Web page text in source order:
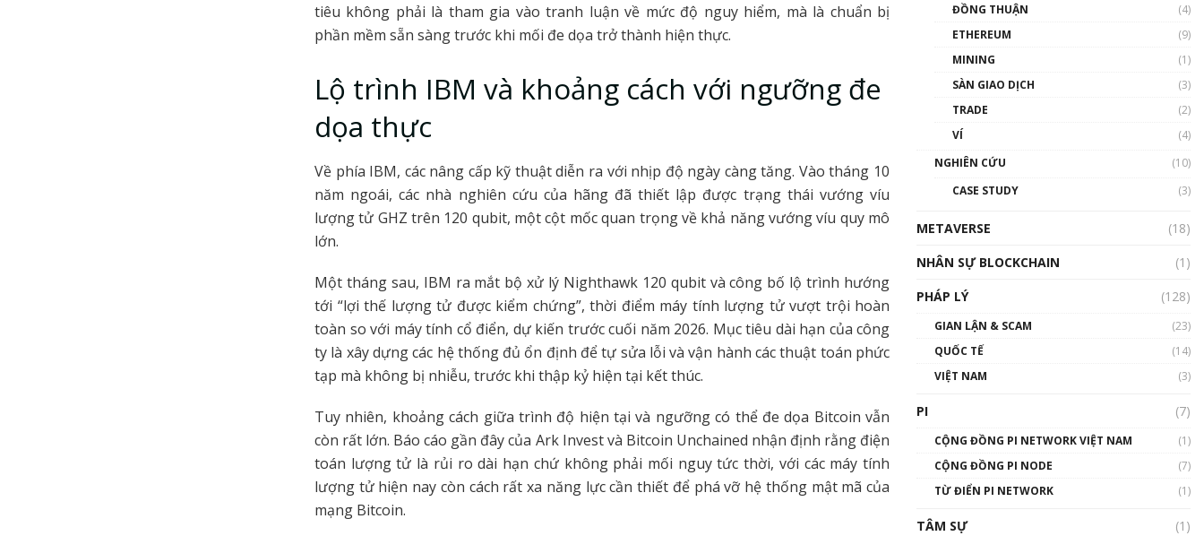
tiêu không phải là tham gia vào tranh luận về mức độ nguy hiểm, mà là chuẩn bị
phần mềm sẵn sàng trước khi mối đe dọa trở thành hiện thực.
Lộ trình IBM và khoảng cách với ngưỡng đe
dọa thực
Về phía IBM, các nâng cấp kỹ thuật diễn ra với nhịp độ ngày càng tăng. Vào tháng 10
năm ngoái, các nhà nghiên cứu của hãng đã thiết lập được trạng thái vướng víu
lượng tử GHZ trên 120 qubit, một cột mốc quan trọng về khả năng vướng víu quy mô
lớn.
Một tháng sau, IBM ra mắt bộ xử lý Nighthawk 120 qubit và công bố lộ trình hướng
tới “lợi thế lượng tử được kiểm chứng”, thời điểm máy tính lượng tử vượt trội hoàn
toàn so với máy tính cổ điển, dự kiến trước cuối năm 2026. Mục tiêu dài hạn của công
ty là xây dựng các hệ thống đủ ổn định để tự sửa lỗi và vận hành các thuật toán phức
tạp mà không bị nhiễu, trước khi thập kỷ hiện tại kết thúc.
Tuy nhiên, khoảng cách giữa trình độ hiện tại và ngưỡng có thể đe dọa Bitcoin vẫn
còn rất lớn. Báo cáo gần đây của Ark Invest và Bitcoin Unchained nhận định rằng điện
toán lượng tử là rủi ro dài hạn chứ không phải mối nguy tức thời, với các máy tính
lượng tử hiện nay còn cách rất xa năng lực cần thiết để phá vỡ hệ thống mật mã của
mạng Bitcoin.
Blockchain đang được ứng
01:34:46
01:32:59
Talkshow17: Mùa đông
Crypto – Chiếc khăn gió ấm
ĐỒNG THUẬN
(4)
ETHEREUM
(9)
MINING
(1)
SÀN GIAO DỊCH
(3)
TRADE
(2)
VÍ
(4)
NGHIÊN CỨU
(10)
CASE STUDY
(3)
METAVERSE
(18)
NHÂN SỰ BLOCKCHAIN
(1)
PHÁP LÝ
(128)
GIAN LẬN & SCAM
(23)
QUỐC TẾ
(14)
VIỆT NAM
(3)
PI (7)
CỘNG ĐỒNG PI NETWORK VIỆT NAM
(1)
CỘNG ĐỒNG PI NODE
(7)
TỪ ĐIỂN PI NETWORK
(1)
TÂM SỰ
(1)